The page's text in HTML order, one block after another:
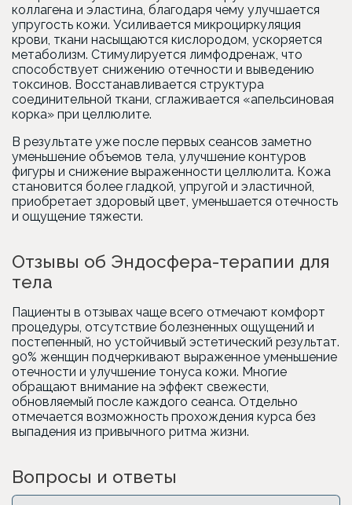
коллагена и эластина, благодаря чему улучшается
упругость кожи. Усиливается микроциркуляция
крови, ткани насыщаются кислородом, ускоряется
метаболизм. Стимулируется лимфодренаж, что
способствует снижению отечности и выведению
токсинов. Восстанавливается структура
соединительной ткани, сглаживается «апельсиновая
корка» при целлюлите.
В результате уже после первых сеансов заметно
уменьшение объемов тела, улучшение контуров
фигуры и снижение выраженности целлюлита. Кожа
становится более гладкой, упругой и эластичной,
приобретает здоровый цвет, уменьшается отечность
и ощущение тяжести.
Отзывы об Эндосфера-терапии для
тела
Пациенты в отзывах чаще всего отмечают комфорт
процедуры, отсутствие болезненных ощущений и
постепенный, но устойчивый эстетический результат.
90% женщин подчеркивают выраженное уменьшение
отечности и улучшение тонуса кожи. Многие
обращают внимание на эффект свежести,
обновляемый после каждого сеанса. Отдельно
отмечается возможность прохождения курса без
выпадения из привычного ритма жизни.
Вопросы и ответы